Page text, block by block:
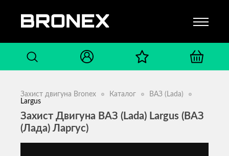
Захист двигуна Bronex Каталог
ВАЗ (Lada)
Largus
Захист Двигуна ВАЗ (Lada) Largus (ВАЗ
(Лада) Ларгус)